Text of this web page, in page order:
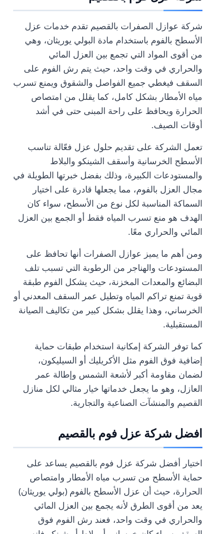
شركة عوازل الصفرات بالقصيم تقدم خدمات عزل
الأسطح بالفوم باستخدام مادة البولي يوريثان، وهي
من أقوى المواد التي تجمع بين العزل المائي
والحراري في وقت واحد، حيث يتم رش الفوم على
السقف فيغطي جميع الفواصل والشقوق ويمنع تسرب
مياه الأمطار بشكل كامل، كما يقلل من امتصاص
الحرارة ويحافظ على راحة المبنى حتى في أشد
أوقات الصيف.
تعمل الشركة على تقديم حلول عزل فعّالة تناسب
الأسطح الخرسانية وأسقف الشينكو والبلاط
والمستودعات الكبيرة، وذلك بفضل خبرتها الطويلة في
مجال العزل بالفوم، مما يجعلها قادرة على اختيار
السماكة المناسبة لكل نوع من الأسطح، سواء كان
الهدف هو منع تسرب المياه فقط أو الجمع بين العزل
المائي والحراري معًا.
ومن أهم ما يميز عوازل الصفرات أنها تحافظ على
المستودعات والهناجر من الرطوبة التي تسبب تلف
البضائع والمعدات المخزنة، حيث يشكل الفوم طبقة
قوية تمنع تراكم المياه وتطيل عمر السقف المعدني أو
الخرساني، وهذا يقلل بشكل كبير من تكاليف الصيانة
المستقبلية.
كما توفر الشركة إمكانية استخدام طبقات حماية
إضافية فوق الفوم مثل الأكريليك أو السيليكون،
لضمان مقاومة أكبر لأشعة الشمس وإطالة عمر
العازل، وهو ما يجعل خدماتها خيار مثالي لكل منازل
القصيم والمنشآت الصناعية والتجارية.
افضل شركة عزل فوم بالقصيم
اختيار أفضل شركة عزل فوم بالقصيم يساعد على
حماية الأسطح من تسرب مياه الأمطار وامتصاص
الحرارة، حيث أن عزل الأسطح بالفوم (بولي يوريثان)
يعد من أقوى الطرق لأنه يجمع بين العزل المائي
والحراري في وقت واحد، فعند رش الفوم فوق